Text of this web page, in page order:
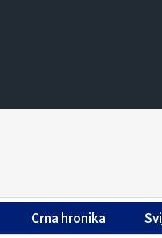
Crna hronika